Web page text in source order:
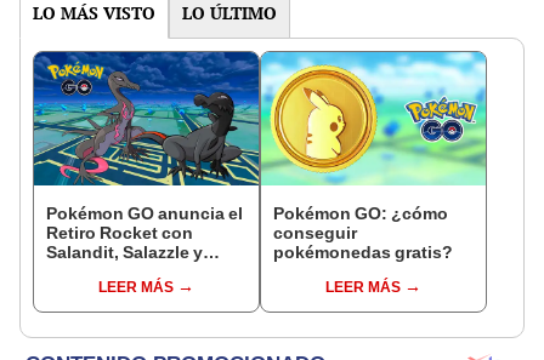
LO MÁS VISTO LO ÚLTIMO
Pokémon GO anuncia el
Retiro Rocket con
Salandit, Salazzle y
LEER MÁS
Pokémon GO: ¿cómo
conseguir
pokémonedas gratis?
LEER MÁS